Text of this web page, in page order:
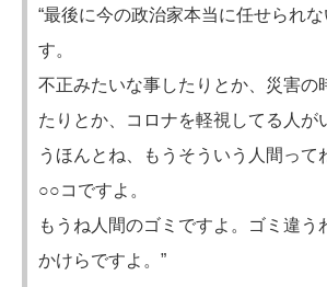
“最後に今の政治家本当に任せられ
す。
不正みたいな事したりとか、災害の
たりとか、コロナを軽視してる人が
うほんとね、もうそういう人間って
○○コですよ。
もうね人間のゴミですよ。ゴミ違う
かけらですよ。”